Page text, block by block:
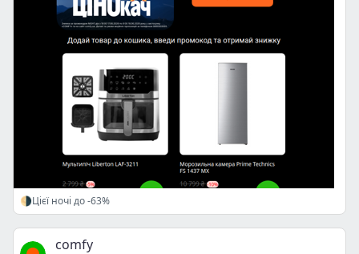
🌗Цієї ночі до -63%
comfy